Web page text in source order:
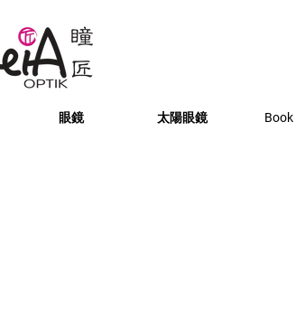
眼鏡 太陽眼鏡 Book